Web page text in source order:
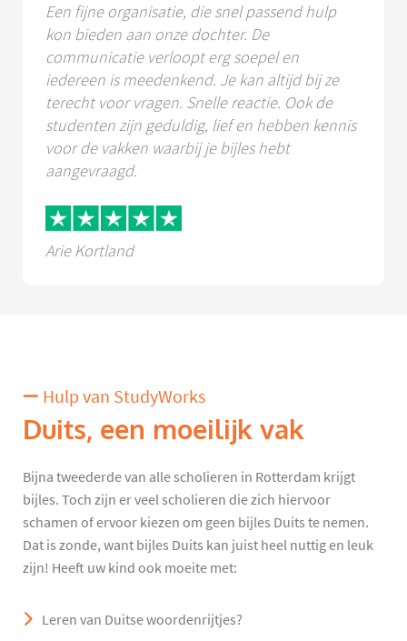
Een fijne organisatie, die snel passend hulp
kon bieden aan onze dochter. De
communicatie verloopt erg soepel en
iedereen is meedenkend. Je kan altijd bij ze
terecht voor vragen. Snelle reactie. Ook de
studenten zijn geduldig, lief en hebben kennis
voor de vakken waarbij je bijles hebt
aangevraagd.
Arie Kortland
Hulp van StudyWorks
Duits, een moeilijk vak
Bijna tweederde van alle scholieren in Rotterdam krijgt
bijles. Toch zijn er veel scholieren die zich hiervoor
schamen of ervoor kiezen om geen bijles Duits te nemen.
Dat is zonde, want bijles Duits kan juist heel nuttig en leuk
zijn! Heeft uw kind ook moeite met:
Leren van Duitse woordenrijtjes?